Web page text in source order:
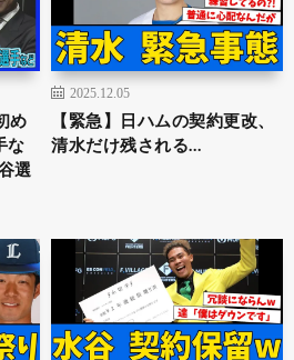
め
な
選
2025.12.05
【緊急】日ハムの契約更改、
清水だけ残される…